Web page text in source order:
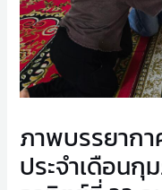
ภาพบรรยาก
ประจำเดือนกุ